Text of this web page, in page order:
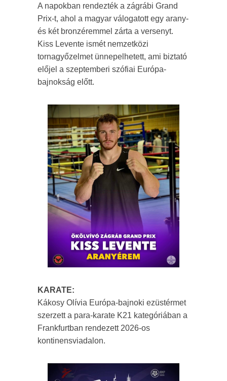
A napokban rendezték a zágrábi Grand
Prix-t, ahol a magyar válogatott egy arany-
és két bronzéremmel zárta a versenyt.
Kiss Levente ismét nemzetközi
tornagyőzelmet ünnepelhetett, ami biztató
előjel a szeptemberi szófiai Európa-
bajnokság előtt.
KARATE:
Kákosy Olívia Európa-bajnoki ezüstérmet
szerzett a para-karate K21 kategóriában a
Frankfurtban rendezett 2026-os
kontinensviadalon.